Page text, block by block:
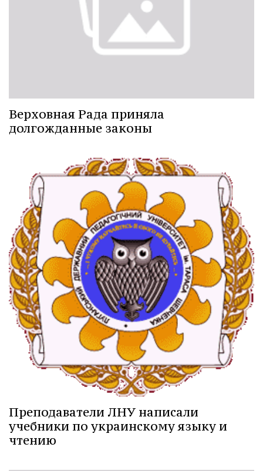
Верховная Рада приняла
долгожданные законы
Преподаватели ЛНУ написали
учебники по украинскому языку и
чтению